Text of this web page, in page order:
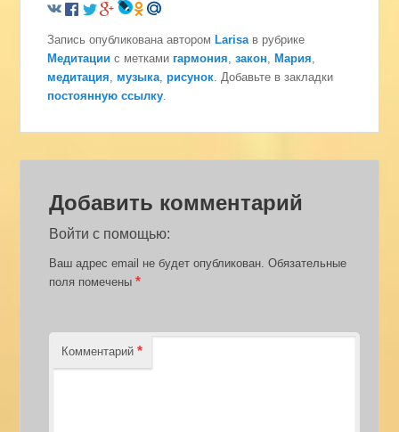
Запись опубликована автором Larisa в рубрике
Медитации с метками гармония ,закон Мария
медитация
музыка ,рисунок . Добавьте в закладки
постоянную ссылку
Добавить комментарий
Войти с помощью:
Ваш адрес email не будет опубликован. Обязательные
поля помечены*
Комментарий*